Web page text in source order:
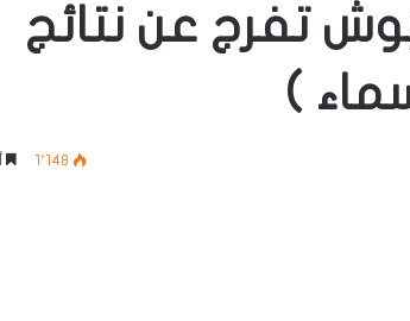
تفرج عن نتائج
)
1٬148